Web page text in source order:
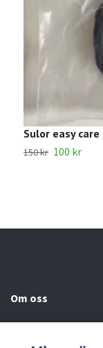
Sulor easy
150 kr 100 kr
Om oss